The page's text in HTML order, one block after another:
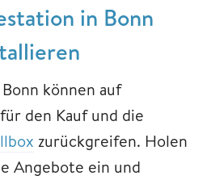
in Bonn
können auf
den Kauf und die
zurückgreifen. Holen
Angebote ein und